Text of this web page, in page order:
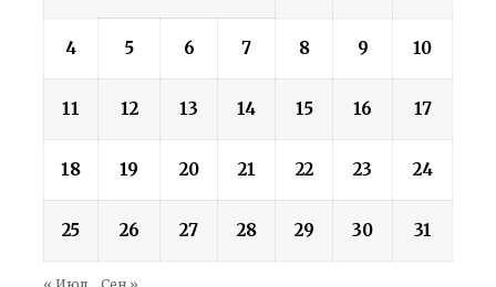
4 5 6 7 8 9 10
11 12 13 14 15 16 17
18 19 20 21 22 23 24
25 26 27 28 29 30 31